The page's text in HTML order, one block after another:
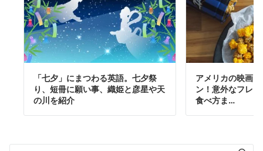
「七夕」にまつわる英語。七夕祭
り、短冊に願い事、織姫と彦星や天
の川を紹介
アメリカの映画
ン！意外なフレ
食べ方ま…